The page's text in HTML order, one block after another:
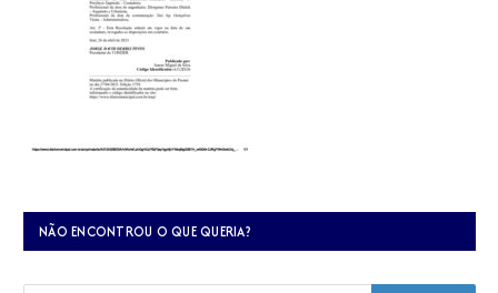
NÃO ENCONTROU O QUE QUERIA?